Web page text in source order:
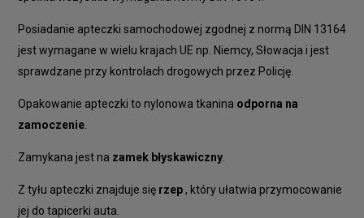
Posiadanie apteczki samochodowej zgodnej z normą DIN 13164
jest wymagane w wielu krajach UE np. Niemcy, Słowacja i jest
sprawdzane przy kontrolach drogowych przez Policję.
Opakowanie apteczki to nylonowa tkanina odporna na
zamoczenie
Zamykana jest na zamek błyskawiczny
Z tyłu apteczki znajduje się rzep, który ułatwia przymocowanie
jej do tapicerki auta.